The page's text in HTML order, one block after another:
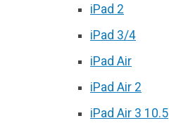
iPad 2
iPad 3/4
iPad Air
iPad Air 2
iPad Air 3 10.5